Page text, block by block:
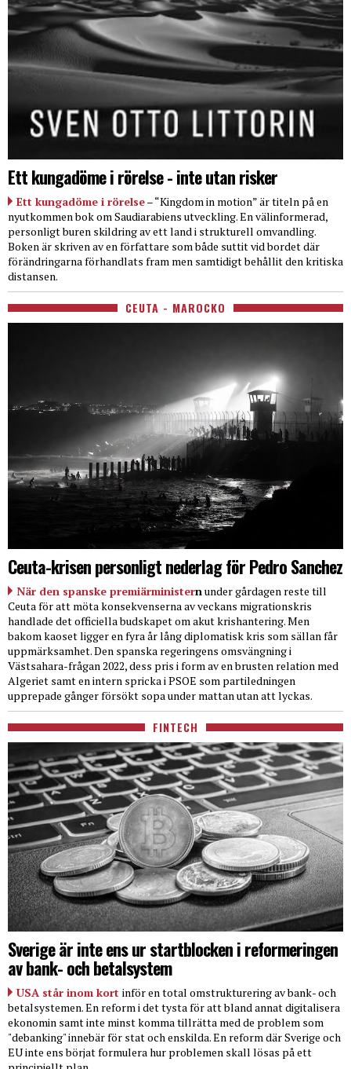
Ett kungadöme i rörelse - inte utan risker
Ett kungadöme i rörelse– “Kingdom in motion” är titeln på en
nyutkommen bok om Saudiarabiens utveckling. En välinformerad,
personligt buren skildring av ett land i strukturell omvandling.
Boken är skriven av en författare som både suttit vid bordet där
förändringarna förhandlats fram men samtidigt behållit den kritiska
distansen.
CEUTA - MAROCKO
Ceuta-krisen personligt nederlag för Pedro Sanchez
När den spanske premiärministernunder gårdagen reste till
Ceuta för att möta konsekvenserna av veckans migrationskris
handlade det officiella budskapet om akut krishantering. Men
bakom kaoset ligger en fyra år lång diplomatisk kris som sällan får
uppmärksamhet. Den spanska regeringens omsvängning i
Västsahara-frågan 2022, dess pris i form av en brusten relation med
Algeriet samt en intern spricka i PSOE som partiledningen
upprepade gånger försökt sopa under mattan utan att lyckas.
FINTECH
Sverige är inte ens ur startblocken i reformeringen
av bank- och betalsystem
USA står inom kort inför en total omstrukturering av bank- och
betalsystemen. En reform i det tysta för att bland annat digitalisera
ekonomin samt inte minst komma tillrätta med de problem som
"debanking" innebär för stat och enskilda. En reform där Sverige och
EU inte ens börjat formulera hur problemen skall lösas på ett